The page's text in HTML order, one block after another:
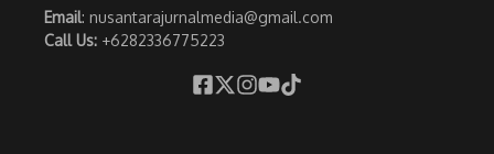
Email: nusantarajurnalmedia@gmail.com
Call Us: +6282336775223